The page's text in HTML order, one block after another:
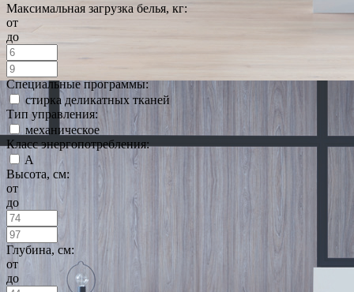
Максимальная загрузка белья, кг:
от
до
Специальные программы:
стирка деликатных тканей
Тип управления:
механическое
Класс энергопотребления:
A
Высота, см:
от
до
Глубина, см:
от
до